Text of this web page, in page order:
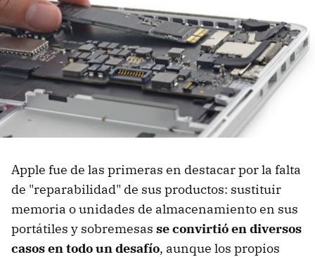
Apple fue de las primeras en destacar por la falta
de "reparabilidad" de sus productos: sustituir
memoria o unidades de almacenamiento en sus
portátiles y sobremesas se convirtió en diversos
casos en todo un desafío, aunque los propios